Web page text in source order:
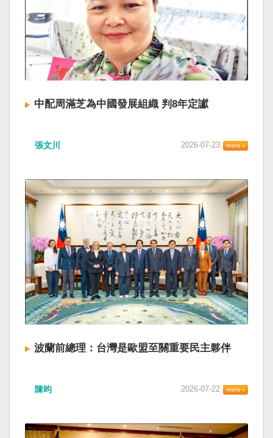
中配周滿芝為中國發展組織 判8年定讞
張文川 2026-07-23
波蘭前總理：台灣是歐盟至關重要民主夥伴
陳昀 2026-07-22